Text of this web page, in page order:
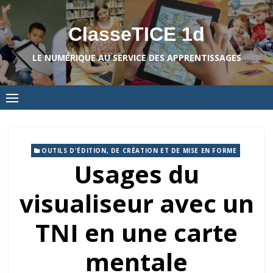
Skip
to
content
ClasseTICE 1d
LE NUMÉRIQUE AU SERVICE DES APPRENTISSAGES
OUTILS D'ÉDITION, DE CRÉATION ET DE MISE EN FORME
Usages du
visualiseur avec un
TNI en une carte
mentale